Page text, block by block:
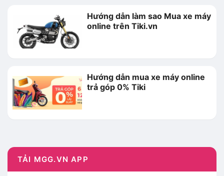
Hướng dẫn làm sao Mua xe máy
online trên Tiki.vn
Hướng dẫn mua xe máy online
trả góp 0% Tiki
TẢI MGG.VN APP